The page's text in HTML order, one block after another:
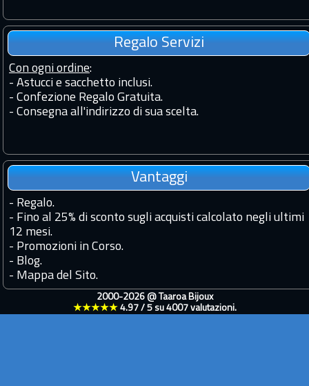
Regalo Servizi
Con ogni ordine:
- Astucci e sacchetto inclusi.
- Confezione Regalo Gratuita.
- Consegna all'indirizzo di sua scelta.
Vantaggi
- Regalo.
- Fino al 25% di sconto sugli acquisti calcolato negli ultimi
12 mesi.
- Promozioni in Corso.
- Blog.
- Mappa del Sito.
2000-2026 @ Taaroa Bijoux
★★★★★ 4.97/ 5su 4007valutazioni.